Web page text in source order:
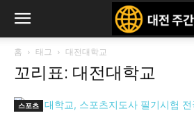
홈 태그 대전대학교
꼬리표: 대전대학교
스포츠